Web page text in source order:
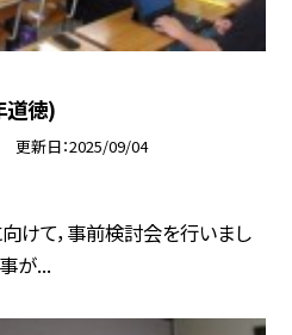
道徳)
更新日 2025/09/04
けて，事前検討会を行いまし
が...